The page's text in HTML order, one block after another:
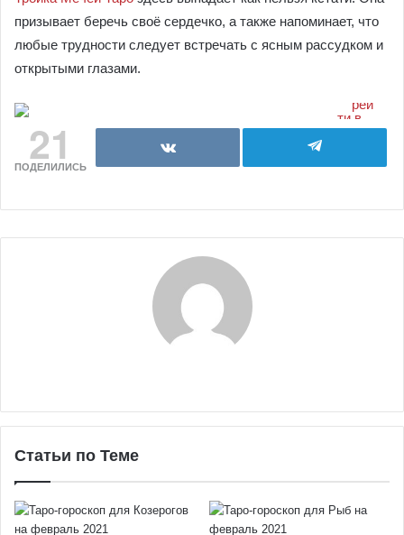
призывает беречь своё сердечко, а также напоминает, что
любые трудности следует встречать с ясным рассудком и
открытыми глазами.
21
ПОДЕЛИЛИСЬ
Статьи по Теме